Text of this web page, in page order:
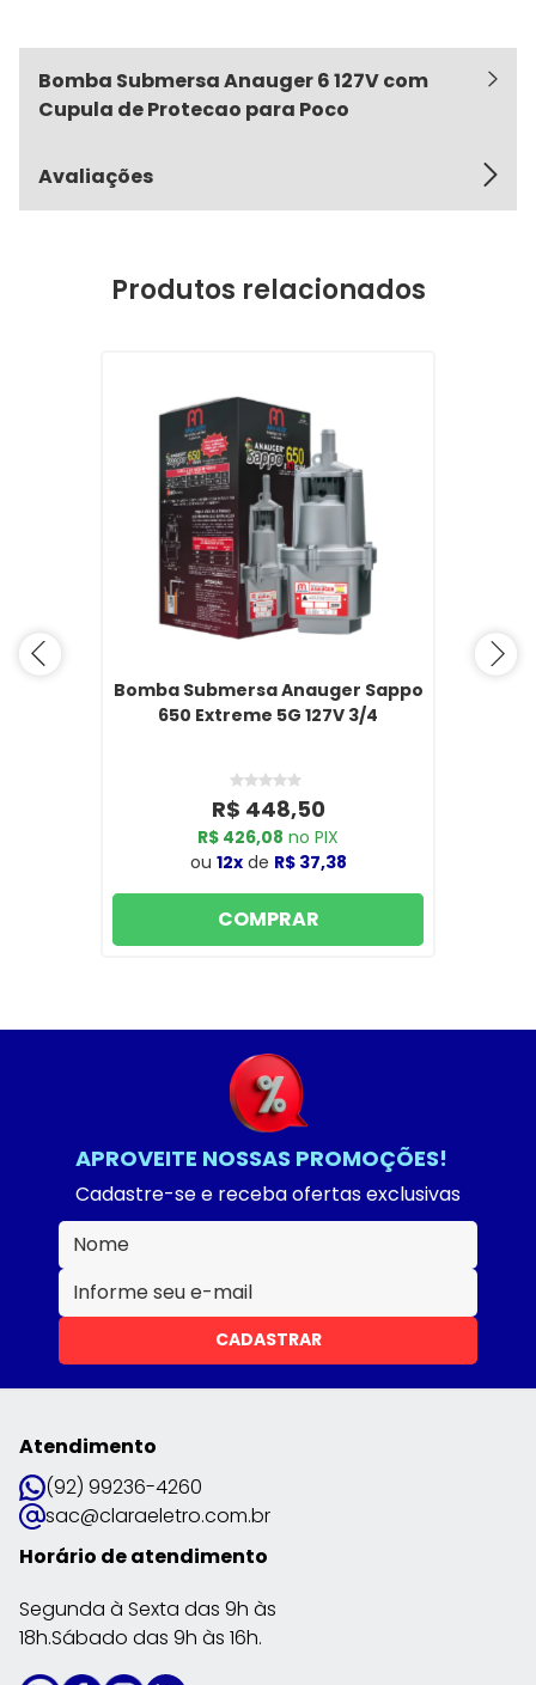
Bomba Submersa Anauger 6 127V com
Cupula de Protecao para Poco
Avaliações
Produtos relacionados
Bomba Submersa Anauger Sappo
650 Extreme 5G 127V 3/4
R$ 448,50
R$ 426,08 no PIX
ou 12xde R$ 37,38
COMPRAR
APROVEITE NOSSAS PROMOÇÕES!
Cadastre-se e receba ofertas exclusivas
CADASTRAR
Atendimento
(92) 99236-4260
sac@claraeletro.com.br
Horário de atendimento
Segunda à Sexta das 9h às
18h.Sábado das 9h às 16h.